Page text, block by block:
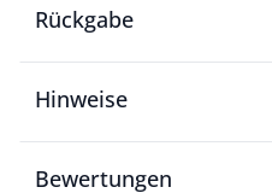
Rückgabe
Hinweise
Bewertungen